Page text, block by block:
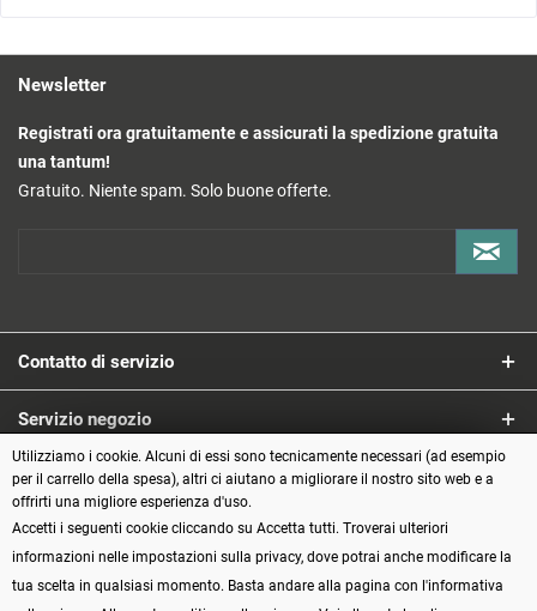
Newsletter
Registrati ora gratuitamente e assicurati la spedizione gratuita
una tantum!
Gratuito. Niente spam. Solo buone offerte.
Contatto di servizio
Servizio negozio
Informazioni
Metodi di pagamento
Utilizziamo i cookie. Alcuni di essi sono tecnicamente necessari (ad esempio
per il carrello della spesa), altri ci aiutano a migliorare il nostro sito web e a
offrirti una migliore esperienza d'uso.
Accetti i seguenti cookie cliccando su Accetta tutti. Troverai ulteriori
informazioni nelle impostazioni sulla privacy, dove potrai anche modificare la
tua scelta in qualsiasi momento. Basta andare alla pagina con l'informativa